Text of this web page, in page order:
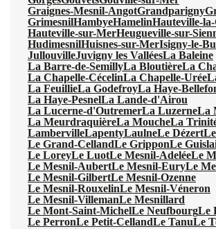
Graignes-Mesnil-AngotGrandparigny
GrimesnilHambyeHamelinHauteville-
Hauteville-sur-MerHeugueville-sur-
HudimesnilHuisnes-sur-MerIsigny-le-
JullouvilleJuvigny les ValléesLa Baleine
La Barre-de-SemillyLa BloutièreLa
La Chapelle-CécelinLa Chapelle-Urée
La FeuillieLa GodefroyLa Haye-
La Haye-PesnelLa Lande-d'Airou
La Lucerne-d'OutremerLa LuzerneLa
La MeurdraquièreLa MoucheLa
LambervilleLapentyLaulneLe Dézert
Le Grand-CellandLe GripponLe
Le LoreyLe LuotLe Mesnil-AdeléeLe
Le Mesnil-AubertLe Mesnil-EuryLe
Le Mesnil-GilbertLe Mesnil-Ozenne
Le Mesnil-RouxelinLe Mesnil-Véneron
Le Mesnil-VillemanLe Mesnillard
Le Mont-Saint-MichelLe NeufbourgLe
Le PerronLe Petit-CellandLe TanuLe